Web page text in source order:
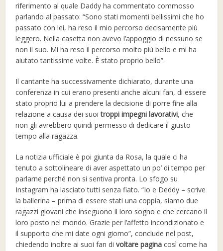
riferimento al quale Daddy ha commentato commosso
parlando al passato: “Sono stati momenti bellissimi che ho
passato con lei, ha reso il mio percorso decisamente più
leggero. Nella casetta non avevo l’appoggio di nessuno se
non il suo. Mi ha reso il percorso molto più bello e mi ha
aiutato tantissime volte. È stato proprio bello”.
Il cantante ha successivamente dichiarato, durante una
conferenza in cui erano presenti anche alcuni fan, di essere
stato proprio lui a prendere la decisione di porre fine alla
relazione a causa dei suoitroppi impegni lavorativi, che
non gli avrebbero quindi permesso di dedicare il giusto
tempo alla ragazza.
La notizia ufficiale è poi giunta da Rosa, la quale ci ha
tenuto a sottolineare di aver aspettato un po’ di tempo per
parlarne perché non si sentiva pronta. Lo sfogo su
Instagram ha lasciato tutti senza fiato. “Io e Deddy – scrive
la ballerina – prima di essere stati una coppia, siamo due
ragazzi giovani che inseguono il loro sogno e che cercano il
loro posto nel mondo. Grazie per l’affetto incondizionato e
il supporto che mi date ogni giorno”, conclude nel post,
chiedendo inoltre ai suoi fan divoltare pagina così come ha